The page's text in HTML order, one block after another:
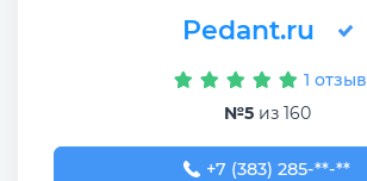
Pedant.ru
1 отзыв
№5из 160
+7 (383) 285-31-74
+7 (383) 285-**-**